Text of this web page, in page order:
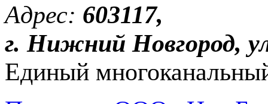
Адрес: 603117,
г. Нижний Новгород,
Единый